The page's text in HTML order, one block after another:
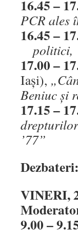
16.45 –
PCR ales
16.45 –
politici,
17.00 –
Iaşi),
Beniuc şi
17.15 –
’77”
VINERI,
9.00 –